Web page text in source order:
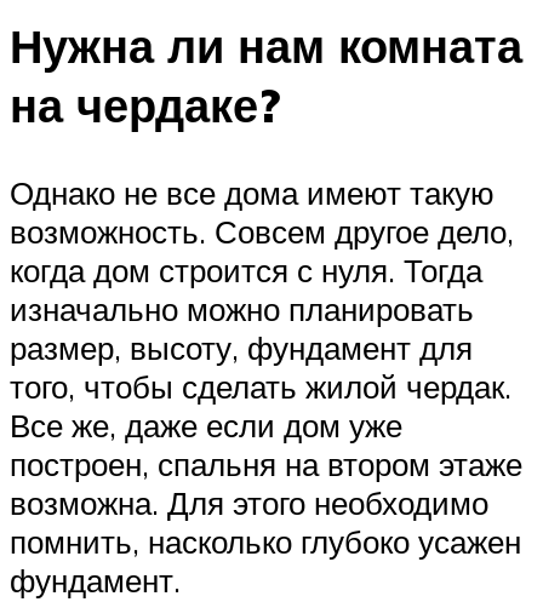
Нужна ли нам комната
на чердаке?
Однако не все дома имеют такую
возможность. Совсем другое дело,
когда дом строится с нуля. Тогда
изначально можно планировать
размер, высоту, фундамент для
того, чтобы сделать жилой чердак.
Все же, даже если дом уже
построен, спальня на втором этаже
возможна. Для этого необходимо
помнить, насколько глубоко усажен
фундамент.